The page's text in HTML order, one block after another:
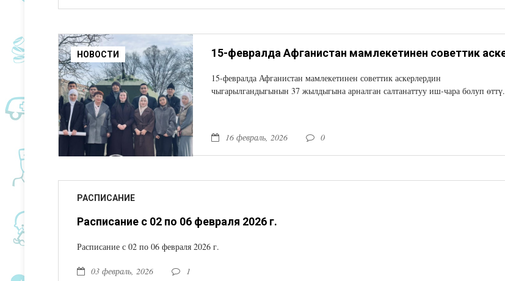
НОВОСТИ
15-февралда Афганистан мамлекетинен советтик аскерлердин
чыгарылгандыгынын 37 жылдыгына арналган салтанаттуу иш-чара болуп өттү.
16 февраль, 2026 0
РАСПИСАНИЕ
Расписание с 02 по 06 февраля 2026 г.
Расписание с 02 по 06 февраля 2026 г.
03 февраль, 2026 1